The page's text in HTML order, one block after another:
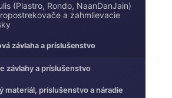
(Plastro, Rondo, NaanDanJain)
a zahmlievacie
závlaha a príslušenstvo
závlahy a príslušenstvo
materiál, príslušenstvo a náradie